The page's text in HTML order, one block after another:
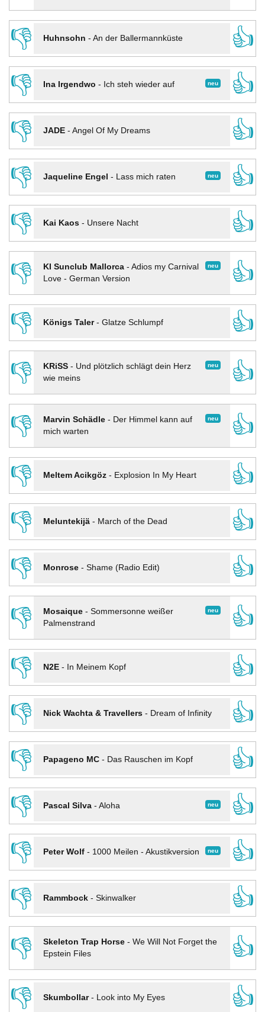
👎
Huhnsohn - An der Ballermannküste
👍
👎
neu
Ina Irgendwo - Ich steh wieder auf
👍
👎
JADE- Angel Of My Dreams
👍
👎
neu
Jaqueline Engel - Lass mich raten
👍
👎
Kai Kaos- Unsere Nacht
👍
👎
neu
KI Sunclub Mallorca- Adios my Carnival
Love - German Version
👍
👎
Königs Taler- Glatze Schlumpf
👍
👎
neu
KRiSS- Und plötzlich schlägt dein Herz
wie meins
👍
👎 neu
Marvin Schädle- Der Himmel kann auf
mich warten
👍
👎
Meltem Acikgöz- Explosion In My Heart
👍
👎
Meluntekijä- March of the Dead
👍
👎
Monrose- Shame (Radio Edit)
👍
👎
neu
Mosaique- Sommersonne weißer
Palmenstrand
👍
👎
N2E- In Meinem Kopf
👍
👎
Nick Wachta & Travellers- Dream of Infinity
👍
👎
Papageno MC- Das Rauschen im Kopf
👍
👎
neu
Pascal Silva- Aloha
👍
👎
neu
Peter Wolf- 1000 Meilen - Akustikversion
👍
👎
Rammbock- Skinwalker
👍
👎
Skeleton Trap Horse- We Will Not Forget the
Epstein Files
👍
👎
Skumbollar- Look into My Eyes
👍